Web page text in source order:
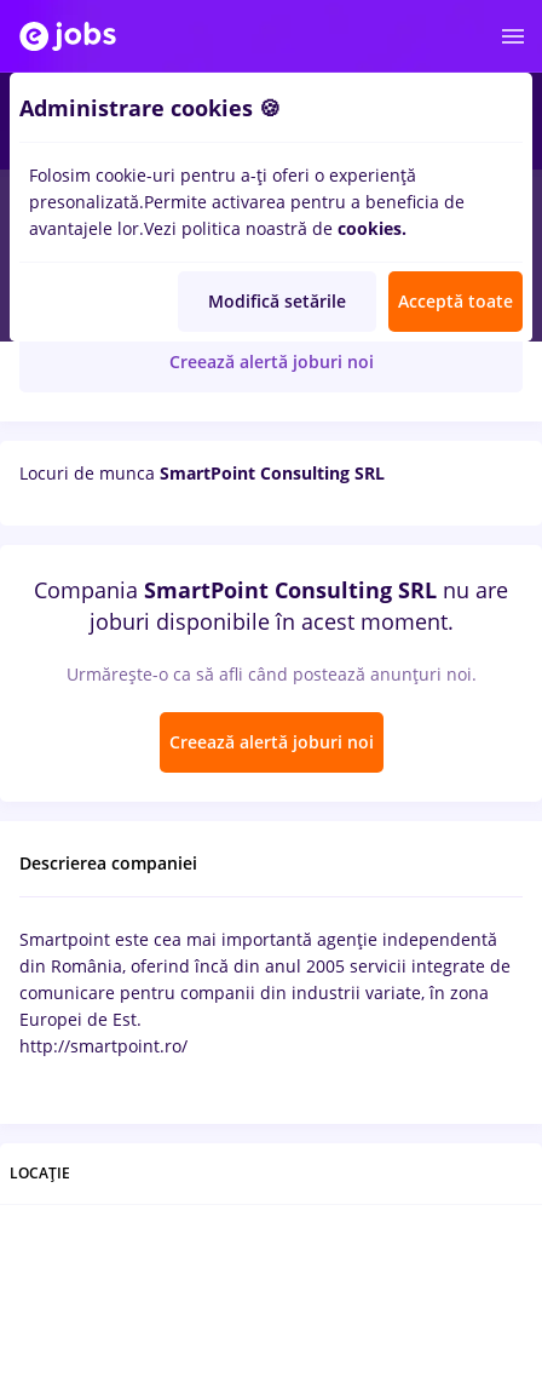
SmartPoint Consulting SRL
Creează alertă joburi noi
Locuri de munca SmartPoint Consulting SRL
Compania SmartPoint Consulting SRL nu are
joburi disponibile în acest moment.
Urmărește-o ca să afli când postează anunțuri noi.
Creează alertă joburi noi
Descrierea companiei
Smartpoint este cea mai importantă agenție independentă
din România, oferind încă din anul 2005 servicii integrate de
comunicare pentru companii din industrii variate, în zona
Europei de Est.
http://smartpoint.ro/
LOCAȚIE
Administrare cookies 🍪
Folosim cookie-uri pentru a-ți oferi o experiență
presonalizată.Permite activarea pentru a beneficia de
avantajele lor.Vezi politica noastră de cookies.
Modifică setările Acceptă toate